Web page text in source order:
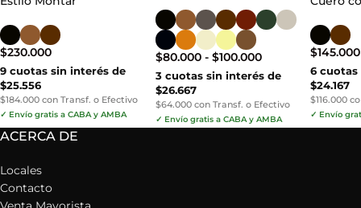
$230.000
9 cuotas sin interés de
$25.556
$184.000 con Transf. o Efectivo
✓ Envío gratis a CABA y AMBA
$80.000 - $100.000
3 cuotas sin interés de
$26.667
$64.000 con Transf. o Efectivo
✓ Envío gratis a CABA y AMBA
$145.000
6 cuotas
$24.167
$116.000
✓ Envío
ACERCA DE
Locales
Contacto